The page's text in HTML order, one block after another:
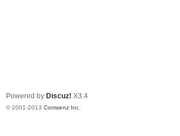
Powered by Discuz! X3.4
© 2001-2013 Comsenz Inc.